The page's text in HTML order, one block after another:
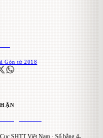
Gòn từ 2018
SHTT Việt Nam · Số bằng 4-